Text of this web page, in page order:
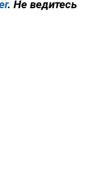
. Не ведитесь